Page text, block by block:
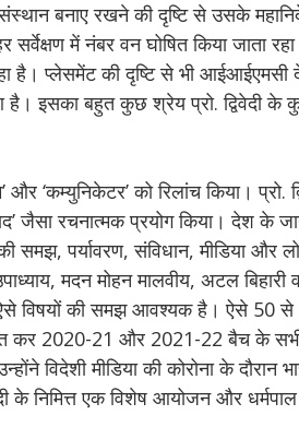
बनाए रखने की दृष्टि से उसके
में नंबर वन घोषित किया जाता
है। प्लेसमेंट की दृष्टि से भी आईआईएमसी
है। इसका बहुत कुछ श्रेय प्रो. द्विवेदी
‘कम्युनिकेटर’ को रिलांच किया। प्रो.
जैसा रचनात्मक प्रयोग किया। देश के
समझ, पर्यावरण, संविधान, मीडिया और
मदन मोहन मालवीय, अटल बिहारी
ऐसे विषयों की समझ आवश्यक है। ऐसे
2020-21 और 2021-22 बैच के सभी
मीडिया की कोरोना के दौरान
के निमित्त एक विशेष आयोजन और